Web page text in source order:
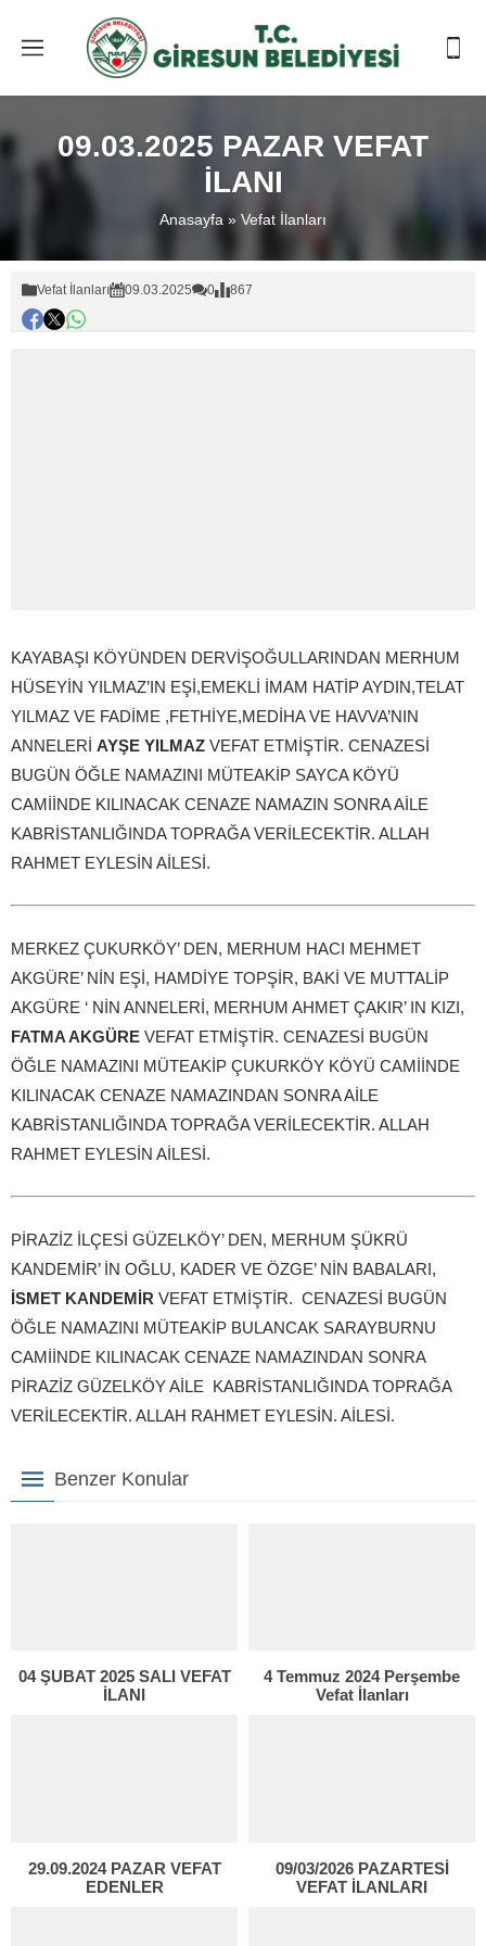
09.03.2025 PAZAR VEFAT
İLANI
Anasayfa » Vefat İlanları
Vefat İlanları 09.03.2025 0 867
KAYABAŞI KÖYÜNDEN DERVİŞOĞULLARINDAN MERHUM
HÜSEYİN YILMAZ’IN EŞİ,EMEKLİ İMAM HATİP AYDIN,TELAT
YILMAZ VE FADİME ,FETHİYE,MEDİHA VE HAVVA’NIN
ANNELERİ AYŞE YILMAZ VEFAT ETMİŞTİR. CENAZESİ
BUGÜN ÖĞLE NAMAZINI MÜTEAKİP SAYCA KÖYÜ
CAMİİNDE KILINACAK CENAZE NAMAZIN SONRA AİLE
KABRİSTANLIĞINDA TOPRAĞA VERİLECEKTİR. ALLAH
RAHMET EYLESİN AİLESİ.
MERKEZ ÇUKURKÖY’ DEN, MERHUM HACI MEHMET
AKGÜRE’ NİN EŞİ, HAMDİYE TOPŞİR, BAKİ VE MUTTALİP
AKGÜRE ‘ NİN ANNELERİ, MERHUM AHMET ÇAKIR’ IN KIZI,
FATMA AKGÜRE VEFAT ETMİŞTİR. CENAZESİ BUGÜN
ÖĞLE NAMAZINI MÜTEAKİP ÇUKURKÖY KÖYÜ CAMİİNDE
KILINACAK CENAZE NAMAZINDAN SONRA AİLE
KABRİSTANLIĞINDA TOPRAĞA VERİLECEKTİR. ALLAH
RAHMET EYLESİN AİLESİ.
PİRAZİZ İLÇESİ GÜZELKÖY’ DEN, MERHUM ŞÜKRÜ
KANDEMİR’ İN OĞLU, KADER VE ÖZGE’ NİN BABALARI,
İSMET KANDEMİR VEFAT ETMİŞTİR. CENAZESİ BUGÜN
ÖĞLE NAMAZINI MÜTEAKİP BULANCAK SARAYBURNU
CAMİİNDE KILINACAK CENAZE NAMAZINDAN SONRA
PİRAZİZ GÜZELKÖY AİLE KABRİSTANLIĞINDA TOPRAĞA
VERİLECEKTİR. ALLAH RAHMET EYLESİN. AİLESİ.
Benzer Konular
04 ŞUBAT 2025 SALI VEFAT
İLANI
4 Temmuz 2024 Perşembe
Vefat İlanları
29.09.2024 PAZAR VEFAT
EDENLER
09/03/2026 PAZARTESİ
VEFAT İLANLARI